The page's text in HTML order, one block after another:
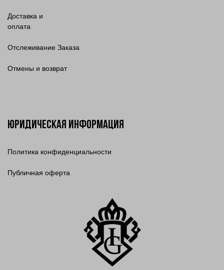
Доставка и
оплата
Отслеживание Заказа
Отмены и возврат
Юридическая информация
Политика конфиденциальности
Публичная оферта